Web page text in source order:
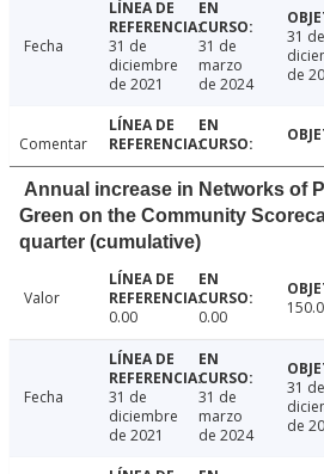
Fecha
31 de
diciembre
de 2021
31 de
marzo
de 2024
31 de
de
Comentar
Annual increase in Networks of
Green on the Community
quarter (cumulative)
Valor
0.00
0.00
Fecha
31 de
diciembre
de 2021
31 de
marzo
de 2024
31 de
de